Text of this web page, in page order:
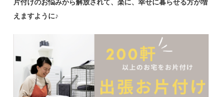
片付けのお悩みから解放されて、楽に、幸せに暮らせる方が増
えますように♪